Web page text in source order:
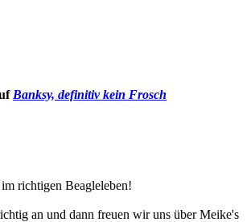
Banksy, definitiv kein Frosch
richtigen Beagleleben!
an und dann freuen wir uns über Meike's